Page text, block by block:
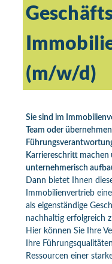
(m/w/d)
Sie sind im
Team oder
Karriereschritt machen
unternehmerisch
Dann bietet Ihnen
Immobilienvertrieb
als eigenständige
nachhaltig erfolgreich
Hier können Sie Ihre
Ihre
Ressourcen einer